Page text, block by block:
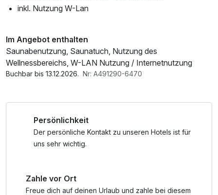
inkl. Nutzung W-Lan
Im Angebot enthalten
Saunabenutzung, Saunatuch, Nutzung des
Wellnessbereichs, W-LAN Nutzung / Internetnutzung
Buchbar bis 13.12.2026. Nr: A491290-6470
Persönlichkeit
Der persönliche Kontakt zu unseren Hotels ist für
uns sehr wichtig.
Zahle vor Ort
Freue dich auf deinen Urlaub und zahle bei diesem